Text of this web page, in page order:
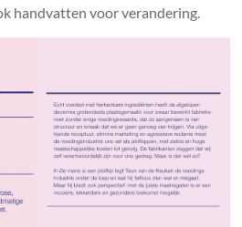
handvatten voor verandering.